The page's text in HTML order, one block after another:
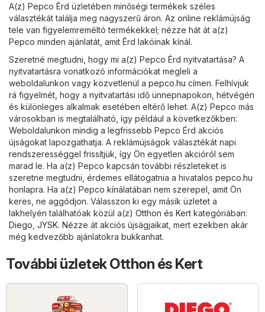
A(z) Pepco Érd üzletében minőségi termékek széles
választékát találja meg nagyszerű áron. Az online reklámújság
tele van figyelemreméltó termékekkel; nézze hát át a(z)
Pepco minden ajánlatát, amit Érd lakóinak kínál.
Szeretné megtudni, hogy mi a(z) Pepco Érd nyitvatartása? A
nyitvatartásra vonatkozó információkat megleli a
weboldalunkon vagy közvetlenül a pepco.hu címen. Felhívjuk
rá figyelmét, hogy a nyitvatartási idő ünnepnapokon, hétvégén
és különleges alkalmak esetében eltérő lehet. A(z) Pepco más
városokban is megtalálható, így például a következőkben:
Weboldalunkon mindig a legfrissebb Pepco Érd akciós
újságokat lapozgathatja. A reklámújságok választékát napi
rendszerességgel frissítjük, így Ön egyetlen akcióról sem
marad le. Ha a(z) Pepco kapcsán további részleteket is
szeretne megtudni, érdemes ellátogatnia a hivatalos pepco.hu
honlapra. Ha a(z) Pepco kínálatában nem szerepel, amit Ön
keres, ne aggódjon. Válasszon ki egy másik üzletet a
lakhelyén találhatóak közül a(z) Otthon és Kert kategóriában:
Diego JYSK. Nézze át akciós újságjaikat, mert ezekben akár
még kedvezőbb ajánlatokra bukkanhat.
További üzletek Otthon és Kert